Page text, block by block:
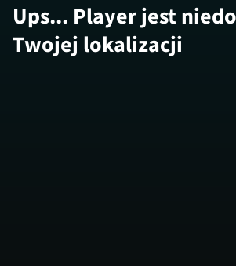
Ups... Player jest
Twojej lokalizacji